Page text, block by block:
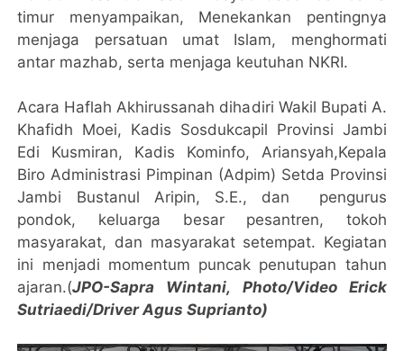
timur menyampaikan, Menekankan pentingnya
menjaga persatuan umat Islam, menghormati
antar mazhab, serta menjaga keutuhan NKRI.
Acara Haflah Akhirussanah dihadiri Wakil Bupati A.
Khafidh Moei, Kadis Sosdukcapil Provinsi Jambi
Edi Kusmiran, Kadis Kominfo, Ariansyah,Kepala
Biro Administrasi Pimpinan (Adpim) Setda Provinsi
Jambi Bustanul Aripin, S.E., dan pengurus
pondok, keluarga besar pesantren, tokoh
masyarakat, dan masyarakat setempat. Kegiatan
ini menjadi momentum puncak penutupan tahun
ajaran.(JPO-Sapra Wintani, Photo/Video Erick
Sutriaedi/Driver Agus Suprianto)